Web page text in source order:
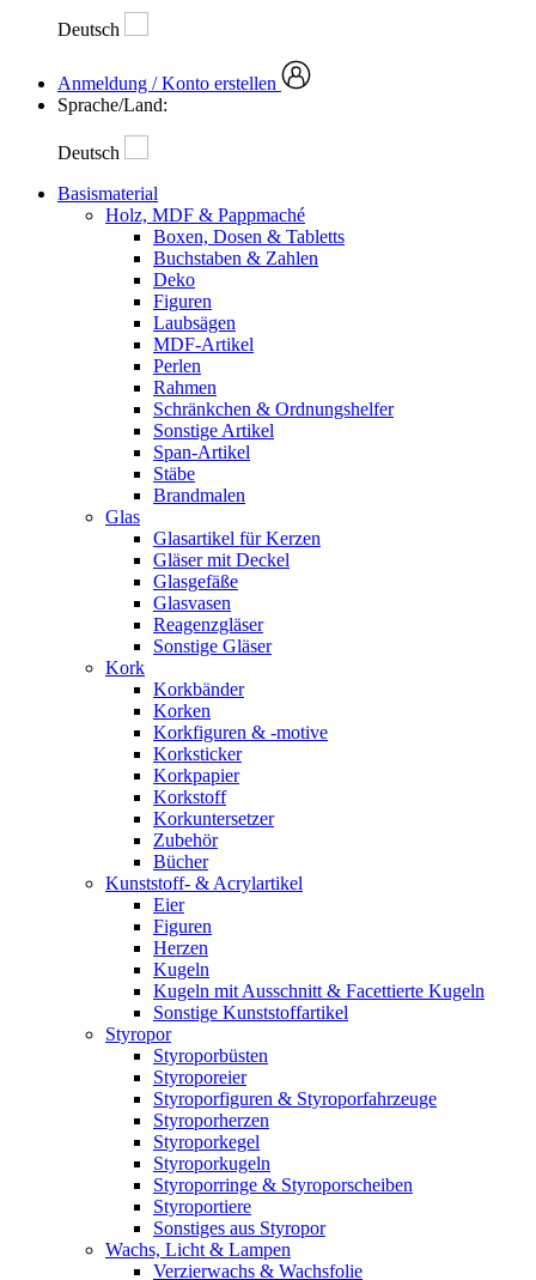
Deutsch
Anmeldung / Konto erstellen
Sprache/Land:
Deutsch
Basismaterial
Holz, MDF & Pappmaché
Boxen, Dosen & Tabletts
Buchstaben & Zahlen
Deko
Figuren
Laubsägen
MDF-Artikel
Perlen
Rahmen
Schränkchen & Ordnungshelfer
Sonstige Artikel
Span-Artikel
Stäbe
Brandmalen
Glas
Glasartikel für Kerzen
Gläser mit Deckel
Glasgefäße
Glasvasen
Reagenzgläser
Sonstige Gläser
Kork
Korkbänder
Korken
Korkfiguren & -motive
Korksticker
Korkpapier
Korkstoff
Korkuntersetzer
Zubehör
Bücher
Kunststoff- & Acrylartikel
Eier
Figuren
Herzen
Kugeln
Kugeln mit Ausschnitt & Facettierte Kugeln
Sonstige Kunststoffartikel
Styropor
Styroporbüsten
Styroporeier
Styroporfiguren & Styroporfahrzeuge
Styroporherzen
Styroporkegel
Styroporkugeln
Styroporringe & Styroporscheiben
Styroportiere
Sonstiges aus Styropor
Wachs, Licht & Lampen
Verzierwachs & Wachsfolie